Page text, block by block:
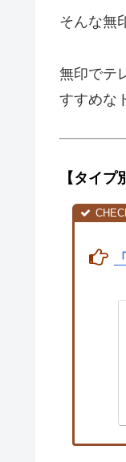
そんな無
無印でテ
すすめな
【タイ